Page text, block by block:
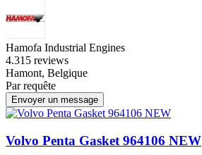
Hamofa Industrial Engines
4.315 reviews
Hamont, Belgique
Par requête
Envoyer un message
Volvo Penta Gasket 964106 NEW